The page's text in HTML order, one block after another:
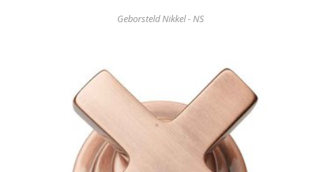
Geborsteld Nikkel - NS